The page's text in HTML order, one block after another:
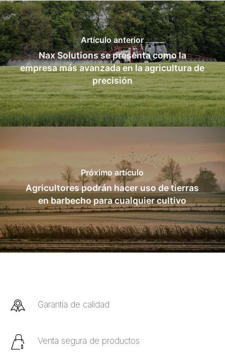
Artículo anterior
Nax Solutions se presenta como la
empresa más avanzada en la agricultura de
precisión
Próximo artículo
Agricultores podrán hacer uso de tierras
en barbecho para cualquier cultivo
Garantía de calidad
Venta segura de productos